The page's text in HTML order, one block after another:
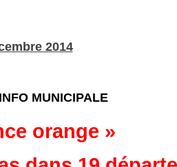
2014
MUNICIPALE
orange »